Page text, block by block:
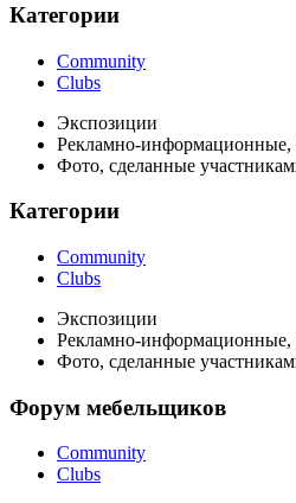
Категории
Community
Clubs
Экспозиции
Рекламно-информационные,
Фото, сделанные
Категории
Community
Clubs
Экспозиции
Рекламно-информационные,
Фото, сделанные
Форум мебельщиков
Community
Clubs